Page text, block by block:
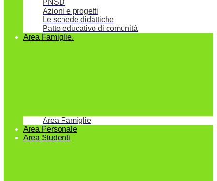
PNSD
Azioni e progetti
Le schede didattiche
Patto educativo di comunità
Area Famiglie.
Area Famiglie
Area Personale
Area Studenti